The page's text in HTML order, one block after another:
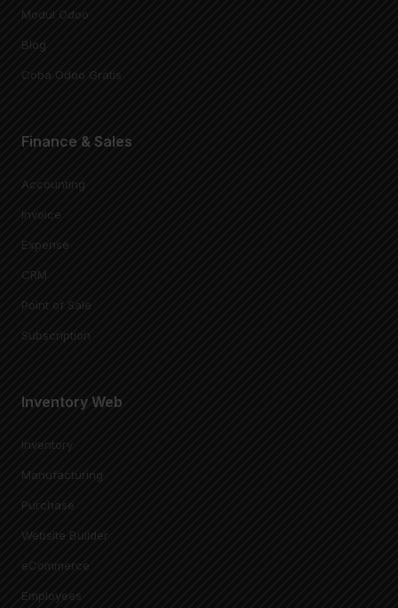
Modul Odoo
Blog
Coba Odoo Gratis
Finance & Sales
Accounting
Invoice
Expense
CRM
Point of Sale
Subscription
Inventory Web
Inventory
Manufacturing
Purchase
Website Builder
eCommerce
Employees